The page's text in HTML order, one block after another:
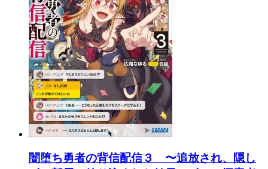
闇堕ち勇者の背信配信３ 〜追放され、隠し